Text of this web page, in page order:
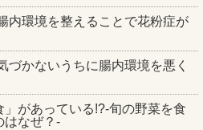
内環境を整えることで花粉症が
づかないうちに腸内環境を悪く
」があっている!?-旬の野菜を食
はなぜ？-